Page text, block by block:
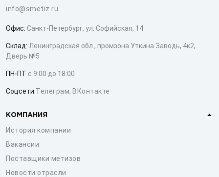
info@smetiz.ru
Офис: Санкт-Петербург, ул. Софийская, 14
Склад: Ленинградская обл., промзона Уткина Заводь, 4к2,
Дверь №5
ПН-ПТ с 9:00 до 18:00
Соцсети:Телеграм, ВКонтакте
КОМПАНИЯ
История компании
Вакансии
Поставщики метизов
Новости отрасли